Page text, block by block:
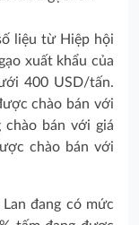
liệu từ Hiệp hội
xuất khẩu của
400 USD/tấn.
chào bán với
chào bán với giá
chào bán với
đang có mức